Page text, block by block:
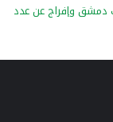
دمشق وإفراج عن عدد